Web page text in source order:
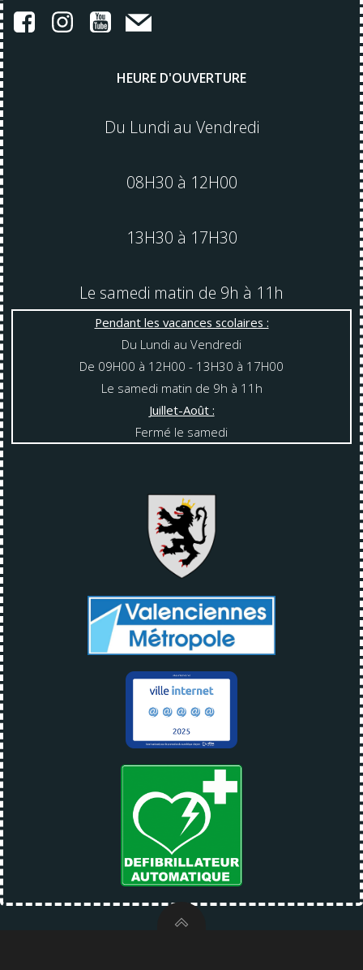
HEURE D'OUVERTURE
Du Lundi au Vendredi
08H30 à 12H00
13H30 à 17H30
Le samedi matin de 9h à 11h
Pendant les vacances scolaires :
Du Lundi au Vendredi
De 09H00 à 12H00 - 13H30 à 17H00
Le samedi matin de 9h à 11h
Juillet-Août :
Fermé le samedi